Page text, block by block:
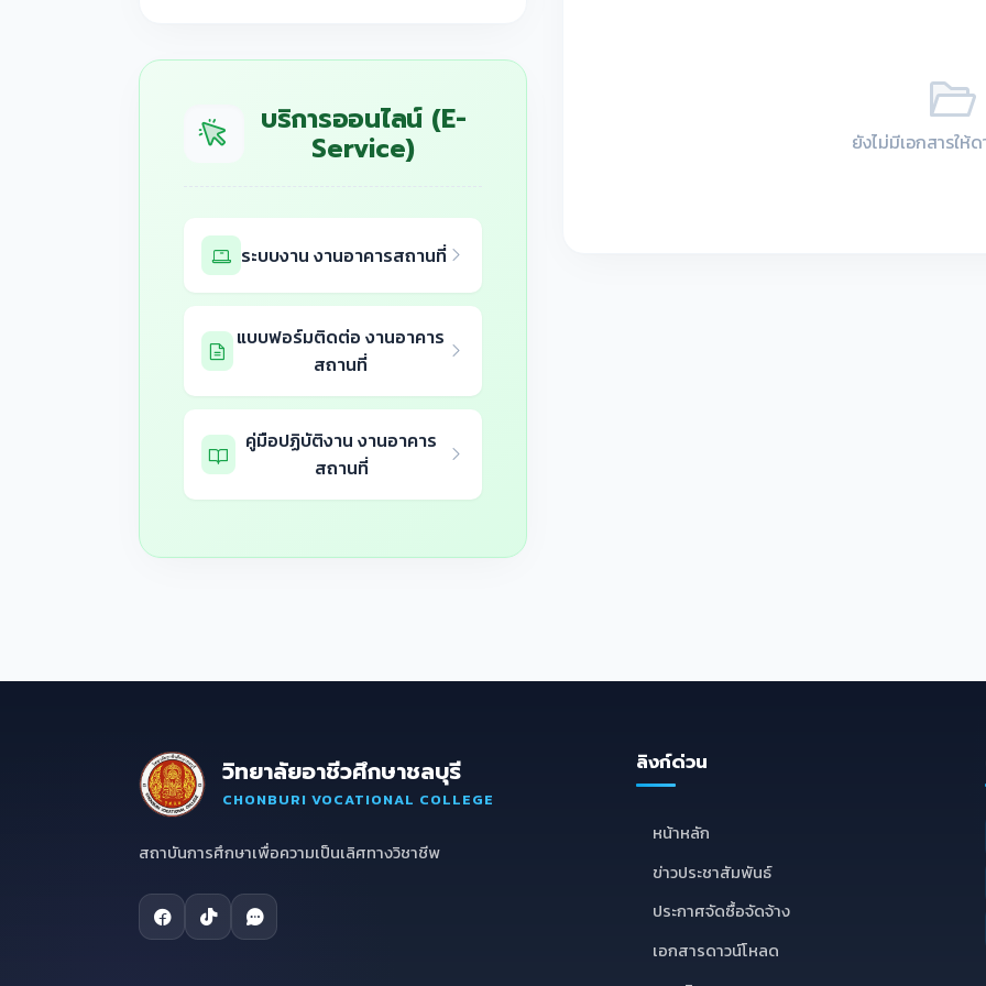
บริการออนไลน์ (E-
Service)
ระบบงาน งานอาคารสถานที่
แบบฟอร์มติดต่อ งานอาคาร
สถานที่
คู่มือปฏิบัติงาน งานอาคาร
สถานที่
ยังไม่มีเอกสารให้
วิทยาลัยอาชีวศึกษาชลบุรี
CHONBURI VOCATIONAL COLLEGE
สถาบันการศึกษาเพื่อความเป็นเลิศทางวิชาชีพ
ลิงก์ด่วน
หน้าหลัก
ข่าวประชาสัมพันธ์
ประกาศจัดซื้อจัดจ้าง
เอกสารดาวน์โหลด